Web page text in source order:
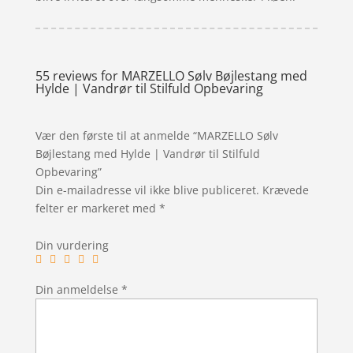
55 reviews for MARZELLO Sølv Bøjlestang med
Hylde | Vandrør til Stilfuld Opbevaring
Vær den første til at anmelde “MARZELLO Sølv
Bøjlestang med Hylde | Vandrør til Stilfuld
Opbevaring”
Din e-mailadresse vil ikke blive publiceret. Krævede
felter er markeret med *
Din vurdering
Din anmeldelse *